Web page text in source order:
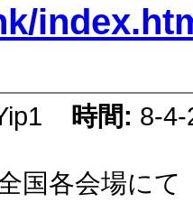
時間: 8-
国各会場にて